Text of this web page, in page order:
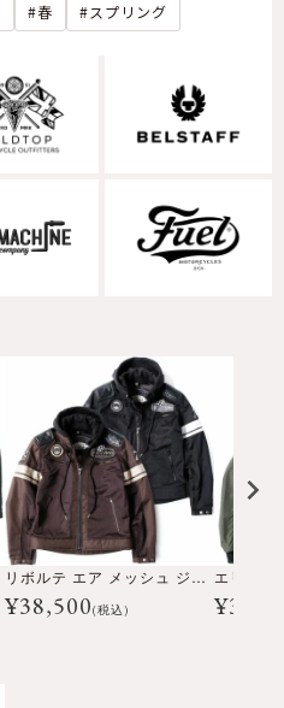
春 スプリング
リボルテ エア メッシュ ジャケット
¥38,500(税込) ¥